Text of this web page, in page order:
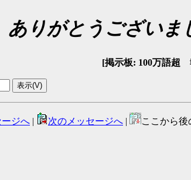
ありがとうございま
[掲示板: 100万語超
ジへ | 次のメッセージへ | ここから後